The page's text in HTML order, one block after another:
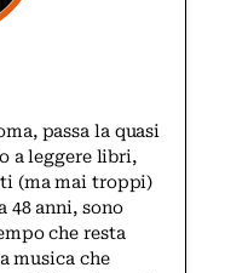
passa la quasi
a leggere libri,
(ma mai troppi)
48 anni, sono
che resta
musica che